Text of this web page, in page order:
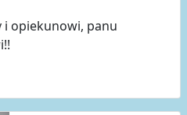
i opiekunowi, panu